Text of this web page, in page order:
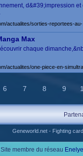
d&#39;impression
actualites/sorties-reportees-
Max
chaque
actualites/one-piece-en-
6 7 8 9
Geneworld.net- Fighting
Site membre du réseau Enelye